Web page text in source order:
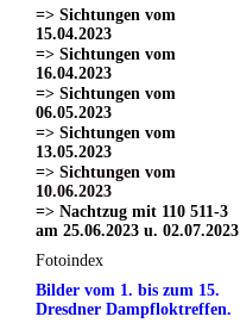
=> Sichtungen vom
15.04.2023
=> Sichtungen vom
16.04.2023
=> Sichtungen vom
06.05.2023
=> Sichtungen vom
13.05.2023
=> Sichtungen vom
10.06.2023
=> Nachtzug mit 110 511-3
am 25.06.2023 u. 02.07.2023
Fotoindex
Bilder vom 1. bis zum 15.
Dresdner Dampfloktreffen.